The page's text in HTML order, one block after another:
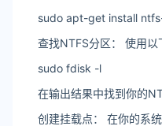
sudo apt-get install
查找NTFS分区： 使用以
sudo fdisk -l
在输出结果中找到你的
创建挂载点： 在你的系